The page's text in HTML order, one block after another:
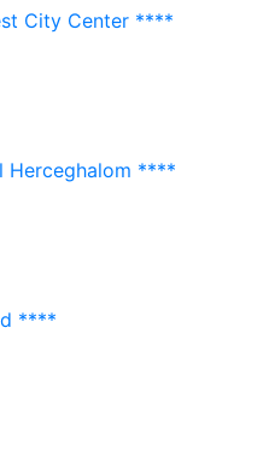
City Center ****
Herceghalom ****
****